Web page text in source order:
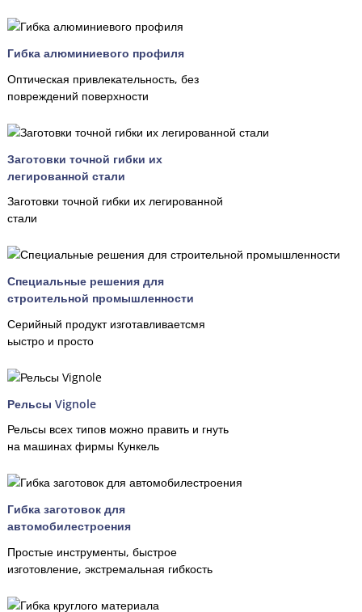
Гибка алюминиевого профиля
Оптическая привлекательность, без
повреждений поверхности
Заготовки точной гибки их
легированной стали
Заготовки точной гибки их легированной
стали
Специальные решения для
строительной промышленности
Серийный продукт изготавливаетсмя
ьыстро и просто
Рельсы Vignole
Рельсы всех типов можно править и гнуть
на машинах фирмы Кункель
Гибка заготовок для
автомобилестроения
Простые инструменты, быстрое
изготовление, экстремальная гибкость